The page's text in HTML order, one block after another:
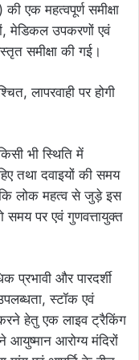
एक महत्वपूर्ण समीक्षा
मेडिकल उपकरणों एवं
समीक्षा की गई।
भी स्थिति में
तथा दवाइयों की समय
कि लोक महत्व से जुड़े इस
पर एवं गुणवत्तायुक्त
प्रभावी और पारदर्शी
स्टॉक एवं
करने हेतु एक लाइव ट्रैकिंग
आयुष्मान आरोग्य मंदिरों